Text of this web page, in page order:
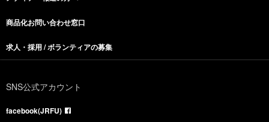
商品化お問い合わせ窓口
求人・採用 / ボランティアの募集
SNS公式アカウント
facebook(JRFU)